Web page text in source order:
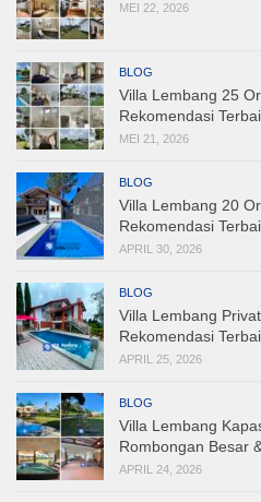
MEI 22, 2026
BLOG
Villa Lembang 25
Rekomendasi
MEI 21, 2026
BLOG
Villa Lembang 20
Rekomendasi
APRIL 30, 2026
BLOG
Villa Lembang
Rekomendasi
APRIL 25, 2026
BLOG
Villa Lembang
Rombongan Besar
APRIL 24, 2026